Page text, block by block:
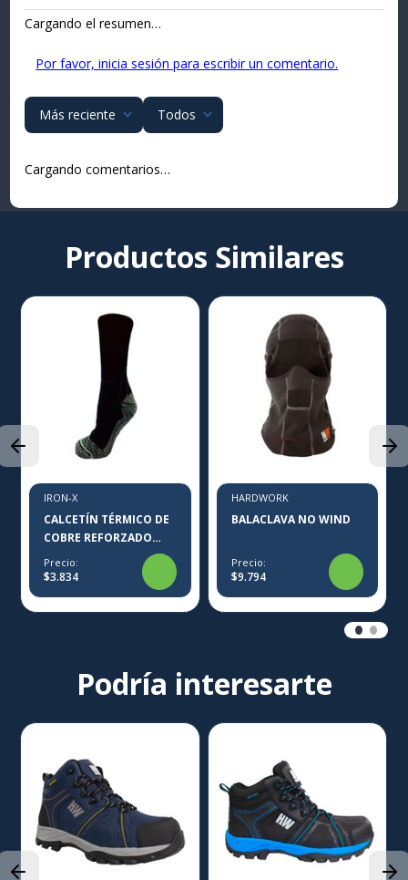
Cargando el resumen…
Por favor, inicia sesión para escribir un comentario.
Más reciente Todos
Cargando comentarios…
Productos Similares
IRON-X
CALCETÍN TÉRMICO DE
COBRE REFORZADO
IRON-X
Precio:
$3.834
HARDWORK
BALACLAVA NO WIND
Precio:
$9.794
Podría interesarte